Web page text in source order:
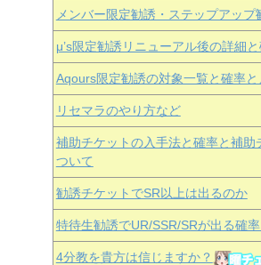
メンバー限定勧誘・ステップアップ
μ’s限定勧誘リニューアル後の詳細
Aqours限定勧誘の対象一覧と確率と
リセマラのやり方など
補助チケットの入手法と確率と補助
ついて
勧誘チケットでSR以上は出るのか
特待生勧誘でUR/SSR/SRが出る確
4分教を貴方は信じますか？